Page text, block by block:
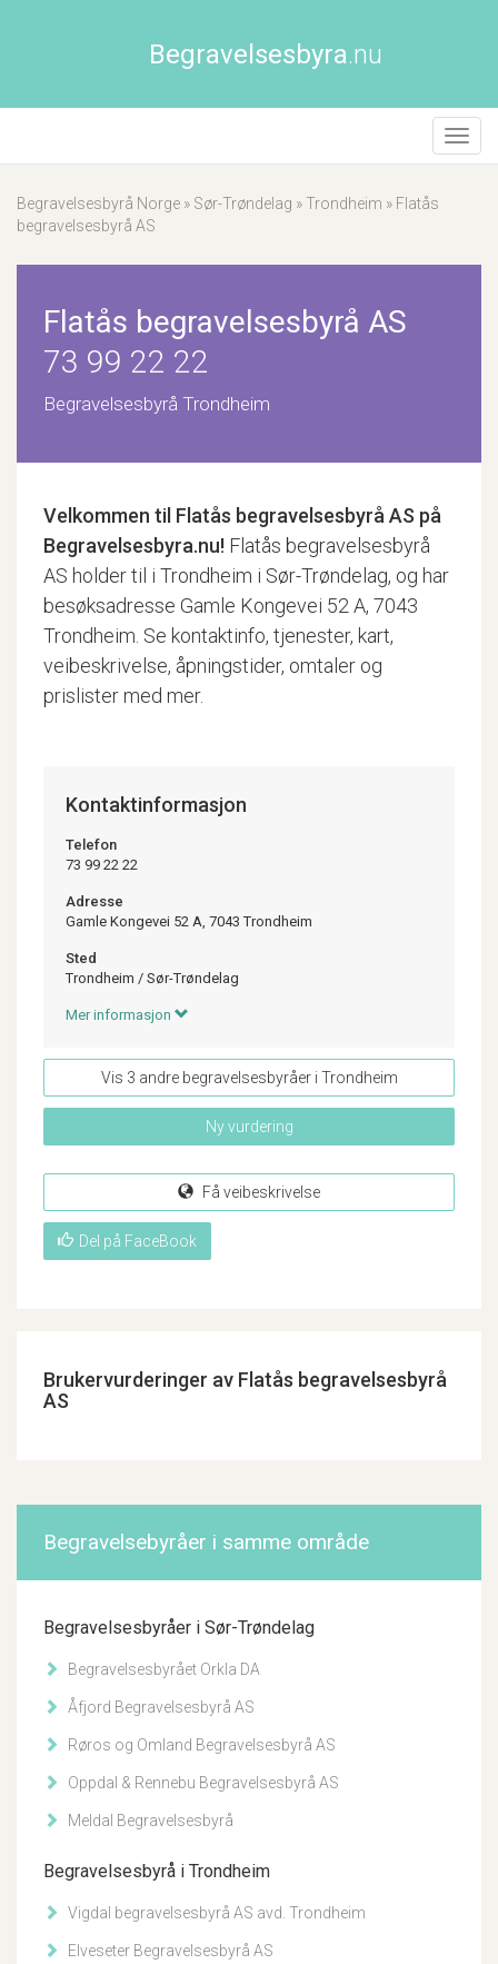
Begravelsesbyra.nu
Begravelsesbyrå Norge » Sør-Trøndelag »Trondheim » Flatås
begravelsesbyrå AS
Flatås begravelsesbyrå AS
73 99 22 22
Begravelsesbyrå Trondheim
Velkommen til Flatås begravelsesbyrå AS på
Begravelsesbyra.nu! Flatås begravelsesbyrå
AS holder til i Trondheim i Sør-Trøndelag, og har
besøksadresse Gamle Kongevei 52 A, 7043
Trondheim. Se kontaktinfo, tjenester, kart,
veibeskrivelse, åpningstider, omtaler og
prislister med mer.
Kontaktinformasjon
Telefon
73 99 22 22
Adresse
Gamle Kongevei 52 A, 7043 Trondheim
Sted
Trondheim / Sør-Trøndelag
Mer informasjon
Vis 3 andre begravelsesbyråer i Trondheim
Ny vurdering
Få veibeskrivelse
Del på FaceBook
Brukervurderinger av Flatås begravelsesbyrå
AS
Begravelsebyråer i samme område
Begravelsesbyråer i Sør-Trøndelag
Begravelsesbyrået Orkla DA
Åfjord Begravelsesbyrå AS
Røros og Omland Begravelsesbyrå AS
Oppdal & Rennebu Begravelsesbyrå AS
Meldal Begravelsesbyrå
Begravelsesbyrå i Trondheim
Vigdal begravelsesbyrå AS avd. Trondheim
Elveseter Begravelsesbyrå AS